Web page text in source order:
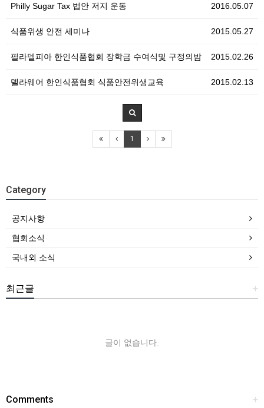
2016.05.07
Philly Sugar Tax 법안 저지 운동
2015.05.27
식품위생 안전 세미나
2015.02.26
필라델피아 한인식품협회 장학금 수여식및 구정의밤
2015.02.13
델라웨어 한인식품협회 식품안전위생교육
1
Category
공지사항
협회소식
국내외 소식
+
최근글
글이 없습니다.
+
Comments